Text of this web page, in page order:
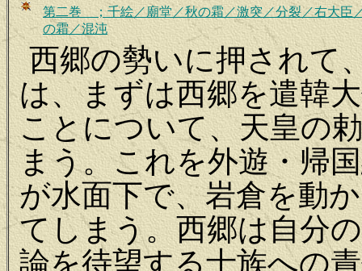
第二巻 ；千絵／廟堂／秋の霜／激突／分裂／右大臣
の霜／混沌
西郷の勢いに押されて
は、まずは西郷を遣韓
ことについて、天皇の
まう。これを外遊・帰
が水面下で、岩倉を動
てしまう。西郷は自分
論を待望する士族への